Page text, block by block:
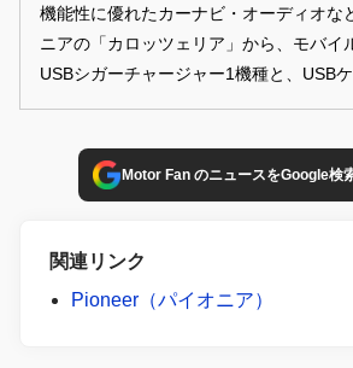
機能性に優れたカーナビ・オーディオな
ニアの「カロッツェリア」から、モバイ
USBシガーチャージャー1機種と、USB
トニングケーブル2機種を発売。
Motor Fan のニュースをGoogle検
関連リンク
Pioneer（パイオニア）